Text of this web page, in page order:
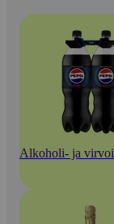
Alkoholi- ja